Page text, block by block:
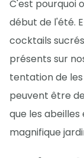
C'est pourquoi
début de l'été.
cocktails
présents sur
tentation de
peuvent être
que les
magnifique